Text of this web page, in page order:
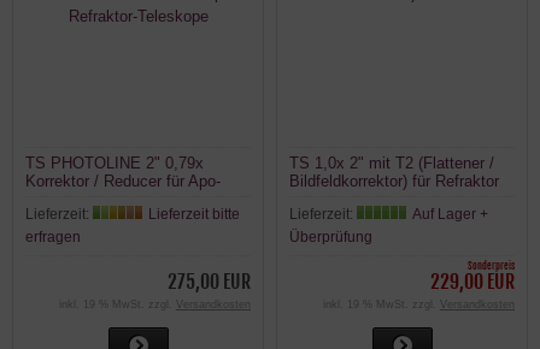
TS PHOTOLINE 2" 0,79x
Korrektor / Reducer für Apo-
Lieferzeit:
Lieferzeit bitte
erfragen
275,00 EUR
inkl. 19 % MwSt. zzgl. Versandkosten
TS 1,0x 2" mit T2 (Flattener /
Bildfeldkorrektor) für Refraktor
Lieferzeit:
Auf Lager +
Überprüfung
Sonderpreis
229,00 EUR
inkl. 19 % MwSt. zzgl. Versandkosten